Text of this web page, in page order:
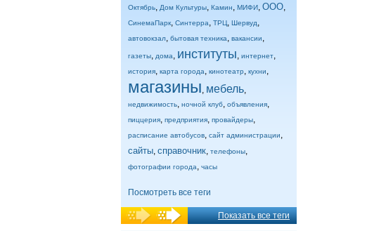
Октябрь, Дом Культуры, Камин, МИФИ, ООО,
СинемаПарк, Синтерра, ТРЦ, Шервуд,
автовокзал, бытовая техника, вакансии,
газеты, дома, институты, интернет,
история, карта города, кинотеатр, кухни,
магазины, мебель,
недвижимость, ночной клуб, объявления,
пиццерия, предприятия, провайдеры,
расписание автобусов, сайт администрации,
сайты, справочник, телефоны,
фотографии города, часы
Посмотреть все теги
Показать все теги